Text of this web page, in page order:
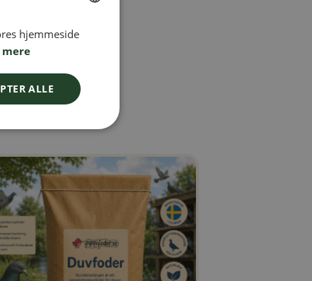
SWEDISH
NORWEGIAN
hjemmeside
ALLE